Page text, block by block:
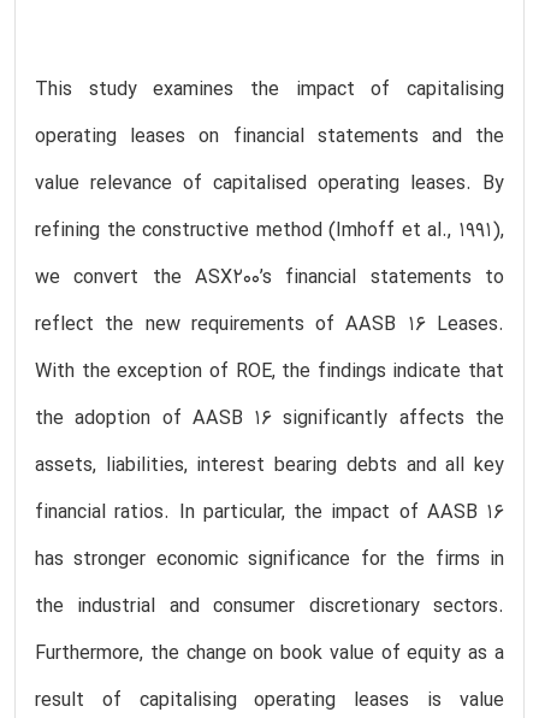
This study examines the impact of capitalising
operating leases on financial statements and the
value relevance of capitalised operating leases. By
refining the constructive method (Imhoff et al., 1991),
we convert the ASX200’s financial statements to
reflect the new requirements of AASB 16 Leases.
With the exception of ROE, the findings indicate that
the adoption of AASB 16 significantly affects the
assets, liabilities, interest bearing debts and all key
financial ratios. In particular, the impact of AASB 16
has stronger economic significance for the firms in
the industrial and consumer discretionary sectors.
Furthermore, the change on book value of equity as a
result of capitalising operating leases is value